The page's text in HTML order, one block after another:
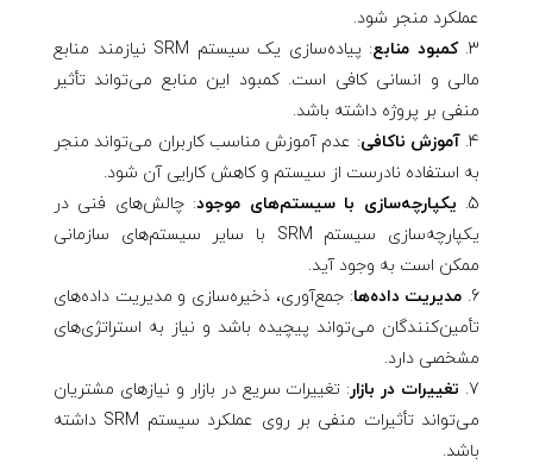
عملکرد منجر شود.
کمبود منابع
: پیاده‌سازی یک سیستم SRM نیازمند منابع
مالی و انسانی کافی است. کمبود این منابع می‌تواند تأثیر
منفی بر پروژه داشته باشد.
آموزش ناکافی: عدم آموزش مناسب کاربران می‌تواند منجر
به استفاده نادرست از سیستم و کاهش کارایی آن شود.
یکپارچه‌سازی با سیستم‌های موجود: چالش‌های فنی در
یکپارچه‌سازی سیستم SRM با سایر سیستم‌های سازمانی
ممکن است به وجود آید.
مدیریت داده‌ها: جمع‌آوری، ذخیره‌سازی و مدیریت داده‌های
تأمین‌کنندگان می‌تواند پیچیده باشد و نیاز به استراتژی‌های
مشخصی دارد.
تغییرات در بازار : تغییرات سریع در بازار و نیازهای مشتریان
می‌تواند تأثیرات منفی بر روی عملکرد سیستم SRM داشته
باشد.